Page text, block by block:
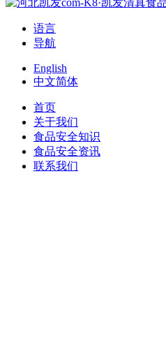
语言
导航
English
中文简体
首页
关于我们
食品安全知识
食品安全资讯
联系我们